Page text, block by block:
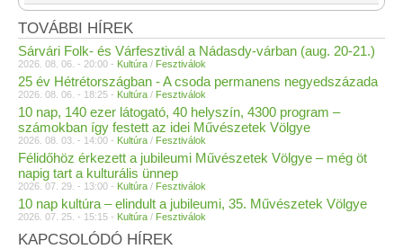
TOVÁBBI HÍREK
Sárvári Folk- és Várfesztivál a Nádasdy-várban (aug. 20-21.)
2026. 08. 06. - 20:00 - Kultúra / Fesztiválok
25 év Hétrétországban - A csoda permanens negyedszázada
2026. 08. 06. - 18:25 - Kultúra / Fesztiválok
10 nap, 140 ezer látogató, 40 helyszín, 4300 program –
számokban így festett az idei Művészetek Völgye
2026. 08. 03. - 14:00 - Kultúra / Fesztiválok
Félidőhöz érkezett a jubileumi Művészetek Völgye – még öt
napig tart a kulturális ünnep
2026. 07. 29. - 13:00 - Kultúra / Fesztiválok
10 nap kultúra – elindult a jubileumi, 35. Művészetek Völgye
2026. 07. 25. - 15:15 - Kultúra / Fesztiválok
KAPCSOLÓDÓ HÍREK